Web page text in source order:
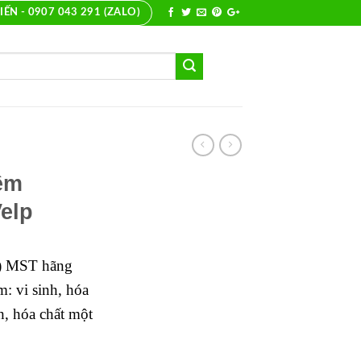
- 0907 043 291 (ZALO)
MST hãng
vi sinh, hóa
hóa chất một